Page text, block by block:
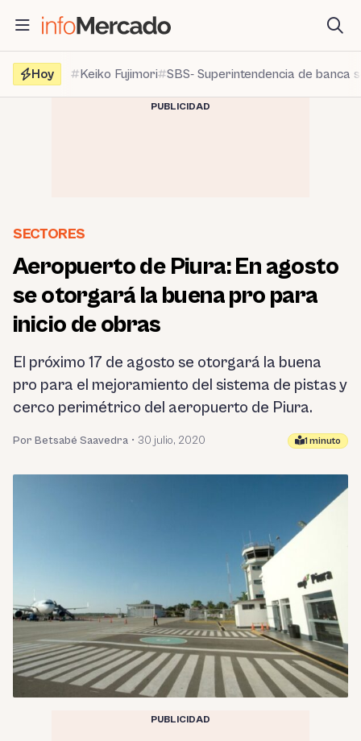
contenido
Hoy
Keiko Fujimori SBS- Superintendencia de banca
PUBLICIDAD
SECTORES
Aeropuerto de Piura: En agosto
se otorgará la buena pro para
inicio de obras
El próximo 17 de agosto se otorgará la buena
pro para el mejoramiento del sistema de pistas y
cerco perimétrico del aeropuerto de Piura.
Por Betsabé Saavedra • 30 julio, 2020 1 minuto
PUBLICIDAD